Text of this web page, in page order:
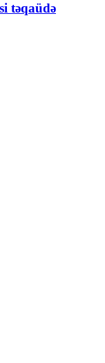
təqaüdə